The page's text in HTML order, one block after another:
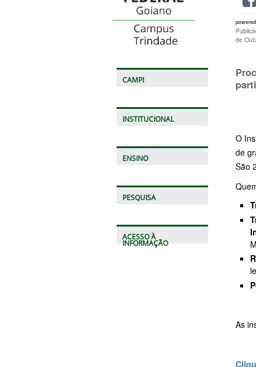
CAMPI
INSTITUCIONAL
ENSINO
PESQUISA
ACESSO À
INFORMAÇÃO
de
O
de
São
As